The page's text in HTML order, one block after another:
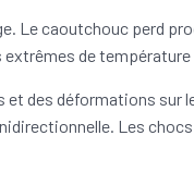
Le caoutchouc perd
de
des déformations sur
Les